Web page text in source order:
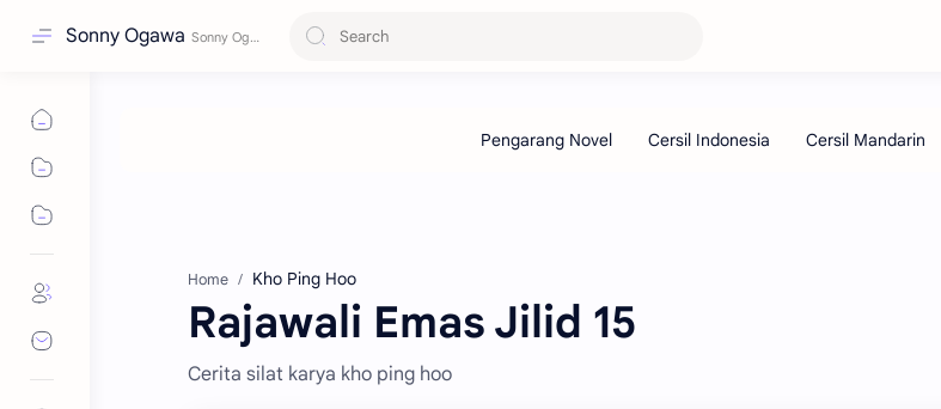
Sonny Ogawa
Home Kho Ping Hoo
Rajawali Emas Jilid 15
Cerita silat karya kho ping hoo